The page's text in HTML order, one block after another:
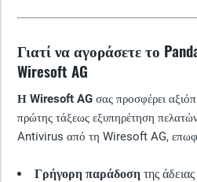
Γιατί να αγοράσετε το
Wiresoft AG
Η Wiresoft AG σας προσφέρει
πρώτης τάξεως εξυπηρέτηση
Antivirus από τη Wiresoft AG,
Γρήγορη παράδοση της